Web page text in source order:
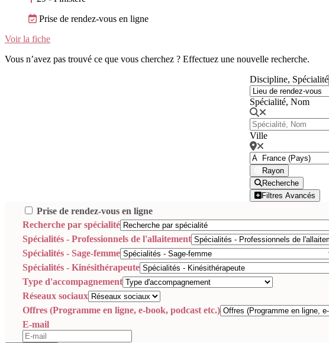
Prise de rendez-vous en ligne
Voir la fiche
Vous n’avez pas trouvé ce que vous cherchez ? Effectuez une nouvelle recherche.
Discipline, Spécialité
Spécialité, Nom
Ville
Rayon
Recherche
Filtres Avancés
Prise de rendez-vous en ligne
Recherche par spécialité
Spécialités - Professionnels de l'allaitement
Spécialités - Sage-femme
Spécialités - Kinésithérapeute
Type d'accompagnement
Réseaux sociaux
Offres (Programme en ligne, e-book, podcast etc.)
E-mail